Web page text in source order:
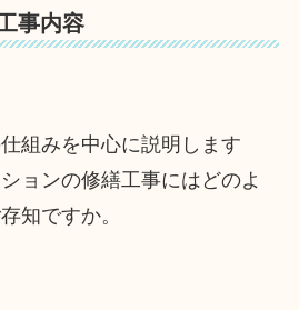
事内容
組みを中心に説明します
ョンの修繕工事にはどのよ
知ですか。